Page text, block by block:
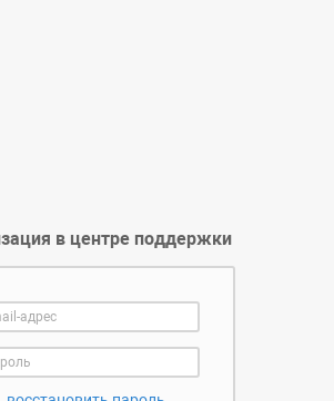
в центре поддержки